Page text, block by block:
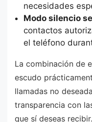
necesidades
Modo silencio
contactos
el teléfono
La combinación de
escudo
llamadas no
transparencia con
que sí deseas recibir.